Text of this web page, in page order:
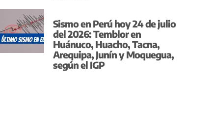
Sismo en Perú hoy 24 de julio
del 2026: Temblor en
Huánuco, Huacho, Tacna,
Arequipa, Junín y Moquegua,
según el IGP